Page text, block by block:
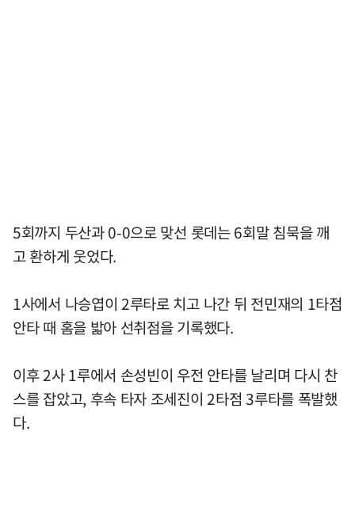
5회까지 두산과 0-0으로 맞선 롯데는 6회말 침묵을 깨
고 환하게 웃었다.
1사에서 나승엽이 2루타로 치고 나간 뒤 전민재의 1타점
안타 때 홈을 밟아 선취점을 기록했다.
이후 2사 1루에서 손성빈이 우전 안타를 날리며 다시 찬
스를 잡았고, 후속 타자 조세진이 2타점 3루타를 폭발했
다.